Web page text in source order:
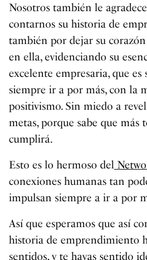
Nosotros también le
contarnos su historia de
también por dejar su
en ella, evidenciando su
excelente empresaria, que es
siempre ir a por más, con la
positivismo. Sin miedo a
metas, porque sabe que más
cumplirá.
Esto es lo hermoso del
conexiones humanas tan
impulsan siempre a ir a por
Así que esperamos que así
historia de emprendimiento
sentidos, y te hayas sentido